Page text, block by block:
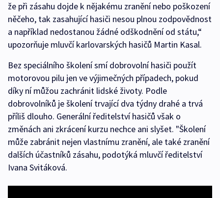
že při zásahu dojde k nějakému zranění nebo poškození
něčeho, tak zasahující hasiči nesou plnou zodpovědnost
a například nedostanou žádné odškodnění od státu,“
upozorňuje mluvčí karlovarských hasičů Martin Kasal.
Bez speciálního školení smí dobrovolní hasiči použít
motorovou pilu jen ve výjimečných případech, pokud
díky ní můžou zachránit lidské životy. Podle
dobrovolníků je školení trvající dva týdny drahé a trvá
příliš dlouho. Generální ředitelství hasičů však o
změnách ani zkrácení kurzu nechce ani slyšet. "Školení
může zabránit nejen vlastnímu zranění, ale také zranění
dalších účastníků zásahu, podotýká mluvčí ředitelství
Ivana Svitáková.